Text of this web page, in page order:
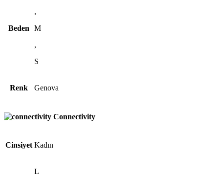
Beden
,
M
,
S
Renk Genova
Connectivity
Cinsiyet Kadın
L